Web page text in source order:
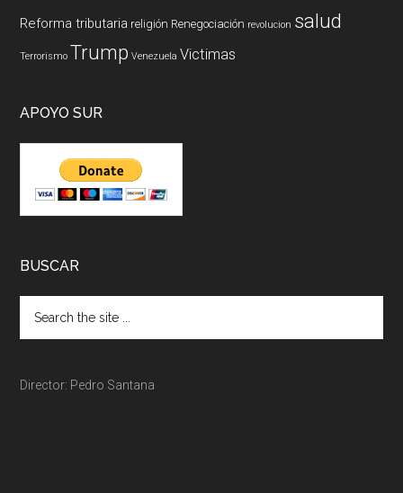
Reforma tributaria religión Renegociación revolucion salud
Terrorismo Trump Venezuela Victimas
APOYO SUR
BUSCAR
Director: Pedro Santana